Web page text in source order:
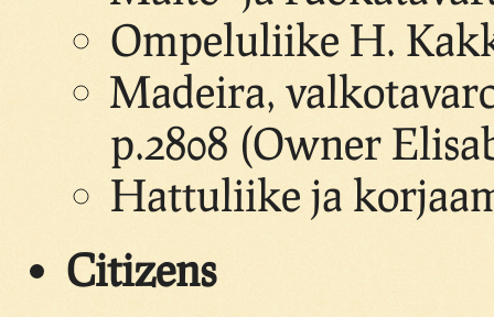
Ompeluliike H.
Madeira,
p.2808 (Owner
Hattuliike ja
Citizens